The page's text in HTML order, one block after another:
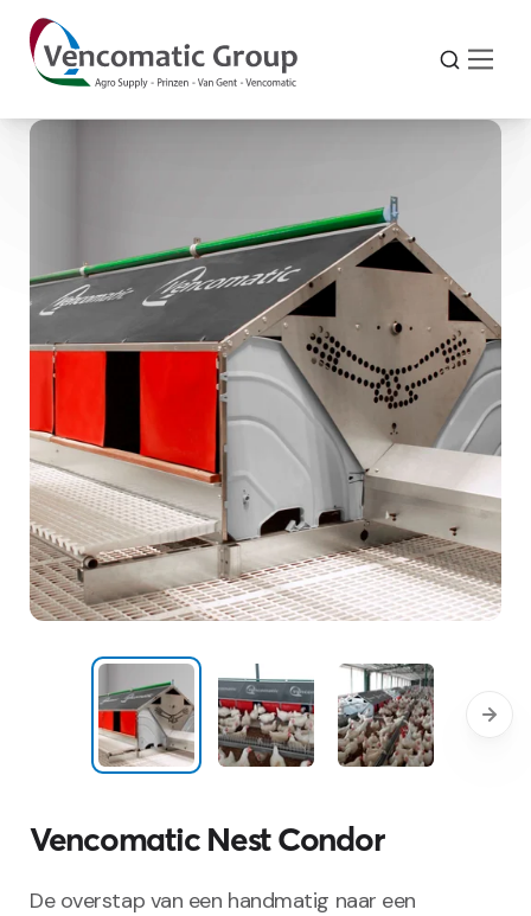
Vencomatic Nest Condor
De overstap van een handmatig naar een